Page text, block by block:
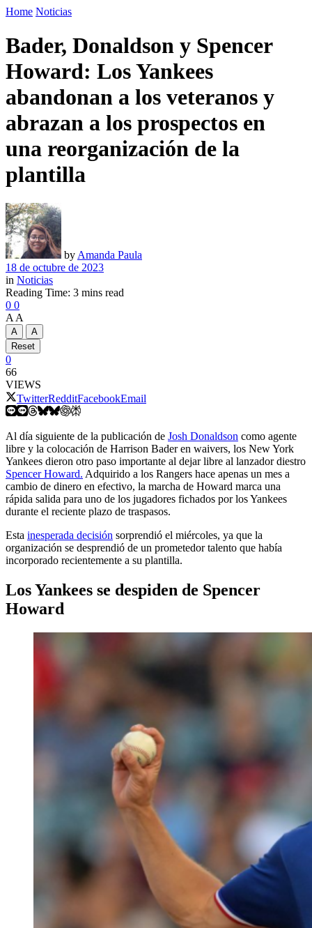
Home Noticias
Bader, Donaldson y Spencer
Howard: Los Yankees
abandonan a los veteranos y
abrazan a los prospectos en
una reorganización de la
plantilla
by Amanda Paula
18 de octubre de 2023
in Noticias
Reading Time: 3 mins read
0 0
A A
A
A
Reset
0
66
VIEWS
TwitterRedditFacebookEmail
Al día siguiente de la publicación de Josh Donaldson como agente
libre y la colocación de Harrison Bader en waivers, los New York
Yankees dieron otro paso importante al dejar libre al lanzador diestro
Spencer Howard. Adquirido a los Rangers hace apenas un mes a
cambio de dinero en efectivo, la marcha de Howard marca una
rápida salida para uno de los jugadores fichados por los Yankees
durante el reciente plazo de traspasos.
Esta inesperada decisión sorprendió el miércoles, ya que la
organización se desprendió de un prometedor talento que había
incorporado recientemente a su plantilla.
Los Yankees se despiden de Spencer
Howard